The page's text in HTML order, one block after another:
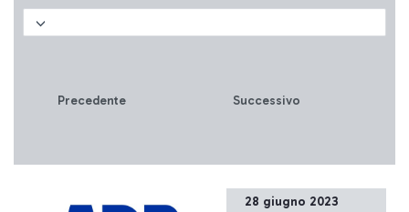
Precedente Successivo
28 giugno 2023